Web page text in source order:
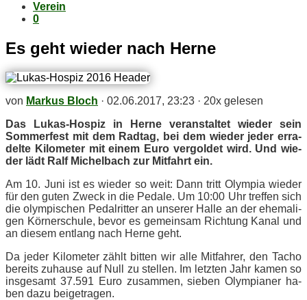
Verein
0
Es geht wie­der nach Herne
von Markus Bloch · 02.06.2017, 23:23 · 20x gelesen
Das Lu­kas-Hos­piz in Her­ne ver­an­stal­tet wie­der sein
Som­mer­fest mit dem Rad­tag, bei dem wie­der je­der er­ra­
del­te Ki­lo­me­ter mit ei­nem Euro ver­gol­det wird. Und wie­
der lädt Ralf Mi­chel­bach zur Mit­fahrt ein.
Am 10. Juni ist es wie­der so weit: Dann tritt Olym­pia wie­der
für den gu­ten Zweck in die Pe­da­le. Um 10:00 Uhr tref­fen sich
die olym­pi­schen Pe­dal­rit­ter an un­se­rer Hal­le an der ehe­ma­li­
gen Kör­ner­schu­le, be­vor es ge­mein­sam Rich­tung Ka­nal und
an die­sem ent­lang nach Her­ne geht.
Da je­der Ki­lo­me­ter zählt bit­ten wir alle Mit­fah­rer, den Ta­cho
be­reits zu­hau­se auf Null zu stel­len. Im letz­ten Jahr ka­men so
ins­ge­samt 37.591 Euro zu­sam­men, sie­ben Olym­pia­ner ha­
ben dazu beigetragen.